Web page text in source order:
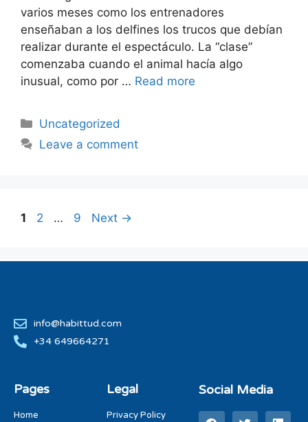
varios meses como los entrenadores
enseñaban a los delfines los trucos que debían
realizar durante el espectáculo. La “clase”
comenzaba cuando el animal hacía algo
inusual, como por … Read more
Uncategorized
Leave a comment
1 2 … 9 Next →
info@habittud.com
+34 649664271
Pages
Home
Legal
Privacy Policy
Social Media